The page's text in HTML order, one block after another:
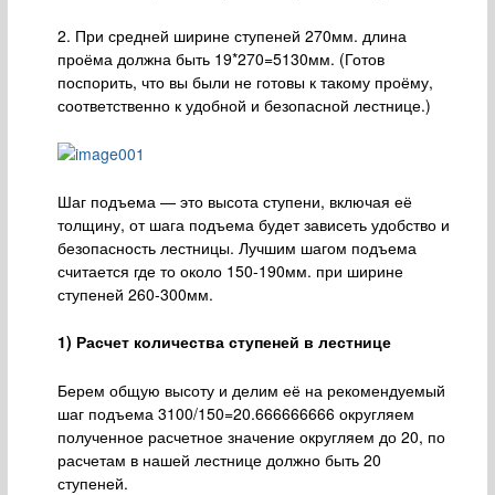
2. При средней ширине ступеней 270мм. длина
проёма должна быть 19*270=5130мм. (Готов
поспорить, что вы были не готовы к такому проёму,
соответственно к удобной и безопасной лестнице.)
Шаг подъема — это высота ступени, включая её
толщину, от шага подъема будет зависеть удобство и
безопасность лестницы. Лучшим шагом подъема
считается где то около 150-190мм. при ширине
ступеней 260-300мм.
1) Расчет количества ступеней в лестнице
Берем общую высоту и делим её на рекомендуемый
шаг подъема 3100/150=20.666666666 округляем
полученное расчетное значение округляем до 20, по
расчетам в нашей лестнице должно быть 20
ступеней.